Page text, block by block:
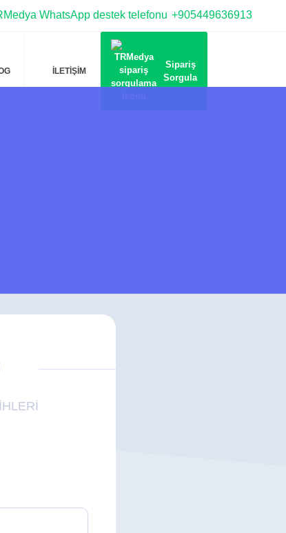
+905449636913
İLETİŞİM
Sipariş
Sorgula